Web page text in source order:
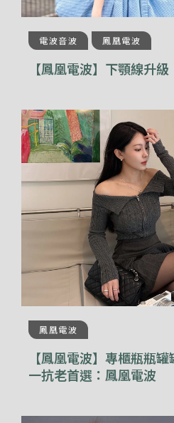
【鳳凰電波】下顎線升
電波音波 鳳凰電波
【鳳凰電波】專櫃瓶瓶
一抗老首選：鳳凰電波
鳳凰電波